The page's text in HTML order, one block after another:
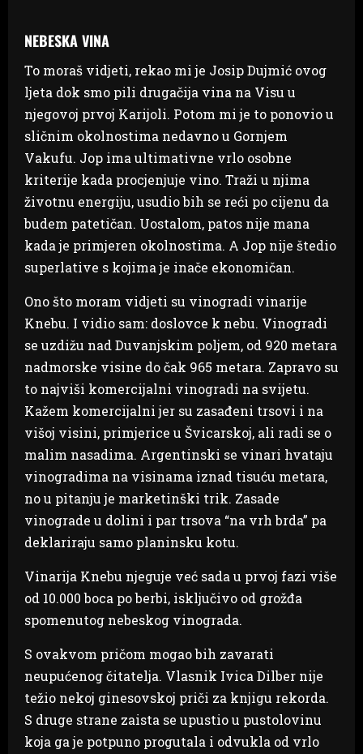
NEBESKA VINA
To moraš vidjeti, rekao mi je Josip Dujmić ovog
ljeta dok smo pili drugačija vina na Visu u
njegovoj prvoj Karijoli. Potom mi je to ponovio u
sličnim okolnostima nedavno u Gornjem
Vakufu. Jop ima ultimativne vrlo osobne
kriterije kada procjenjuje vino. Traži u njima
životnu energiju, usudio bih se reći po cijenu da
budem patetičan. Uostalom, patos nije mana
kada je primjeren okolnostima. A Jop nije štedio
superlative s kojima je inače ekonomičan.
Ono što moram vidjeti su vinogradi vinarije
Knebu. I vidio sam: doslovce k nebu. Vinogradi
se uzdižu nad Duvanjskim poljem, od 920 metara
nadmorske visine do čak 965 metara. Zapravo su
to najviši komercijalni vinogradi na svijetu.
Kažem komercijalni jer su zasađeni trsovi i na
višoj visini, primjerice u Švicarskoj, ali radi se o
malim nasadima. Argentinski se vinari hvataju
vinogradima na visinama iznad tisuću metara,
no u pitanju je marketinški trik. Zasade
vinograde u dolini i par trsova “na vrh brda” pa
deklariraju samo planinsku kotu.
Vinarija Knebu njeguje već sada u prvoj fazi više
od 10.000 boca po berbi, isključivo od grožđa
spomenutog nebeskog vinograda.
S ovakvom pričom mogao bih zavarati
neupućenog čitatelja. Vlasnik Ivica Dilber nije
težio nekoj ginesovskoj priči za knjigu rekorda.
S druge strane zaista se upustio u pustolovinu
koja ga je potpuno progutala i odvukla od vrlo